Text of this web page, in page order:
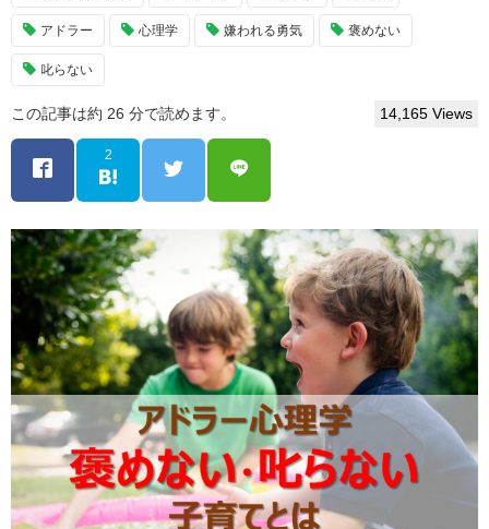
アドラー 心理学 嫌われる勇気 褒めない
叱らない
この記事は約 26 分で読めます。 14,165 Views
2